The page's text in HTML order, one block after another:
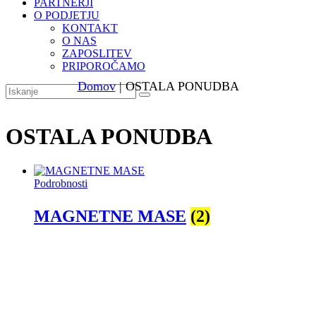
O PODJETJU
KONTAKT
O NAS
ZAPOSLITEV
PRIPOROČAMO
Domov| OSTALA PONUDBA
OSTALA PONUDBA
Podrobnosti
MAGNETNE MASE (2)